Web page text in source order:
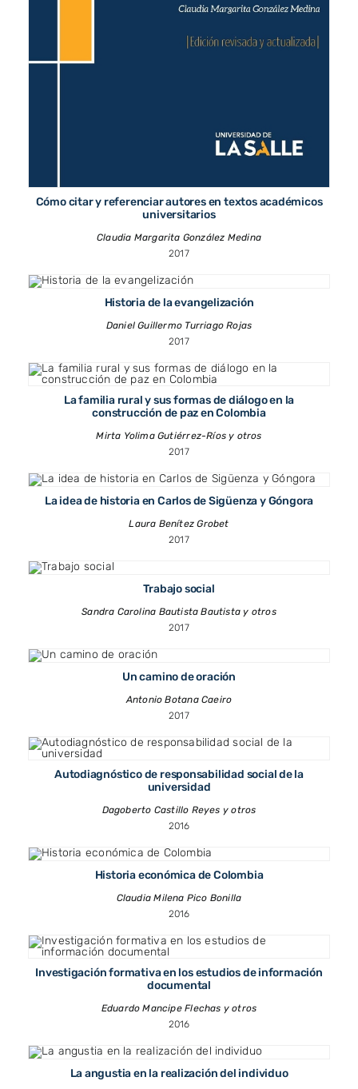
Cómo citar y referenciar autores en textos académicos
universitarios
Claudia Margarita González Medina
2017
Historia de la evangelización
Daniel Guillermo Turriago Rojas
2017
La familia rural y sus formas de diálogo en la
construcción de paz en Colombia
Mirta Yolima Gutiérrez-Ríos y otros
2017
La idea de historia en Carlos de Sigüenza y Góngora
Laura Benítez Grobet
2017
Trabajo social
Sandra Carolina Bautista Bautista y otros
2017
Un camino de oración
Antonio Botana Caeiro
2017
Autodiagnóstico de responsabilidad social de la
universidad
Dagoberto Castillo Reyes y otros
2016
Historia económica de Colombia
Claudia Milena Pico Bonilla
2016
Investigación formativa en los estudios de información
documental
Eduardo Mancipe Flechas y otros
2016
La angustia en la realización del individuo